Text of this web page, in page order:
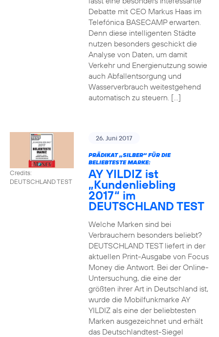
Debatte mit CEO Markus Haas im
Telefónica BASECAMP erwarten.
Denn diese intelligenten Städte
nutzen besonders geschickt die
Analyse von Daten, um damit
Verkehr und Energienutzung sowie
auch Abfallentsorgung und
Wasserverbrauch weitestgehend
automatisch zu steuern. […]
Credits:
DEUTSCHLAND TEST
26. Juni 2017
PRÄDIKAT „SILBER“ FÜR DIE
BELIEBTESTE MARKE:
AY YILDIZ ist
„Kundenliebling
2017“ im
DEUTSCHLAND TEST
Welche Marken sind bei
Verbrauchern besonders beliebt?
DEUTSCHLAND TEST liefert in der
aktuellen Print-Ausgabe von Focus
Money die Antwort. Bei der Online-
Untersuchung, die eine der
größten ihrer Art in Deutschland ist,
wurde die Mobilfunkmarke AY
YILDIZ als eine der beliebtesten
Marken ausgezeichnet und erhält
das Deutschlandtest-Siegel